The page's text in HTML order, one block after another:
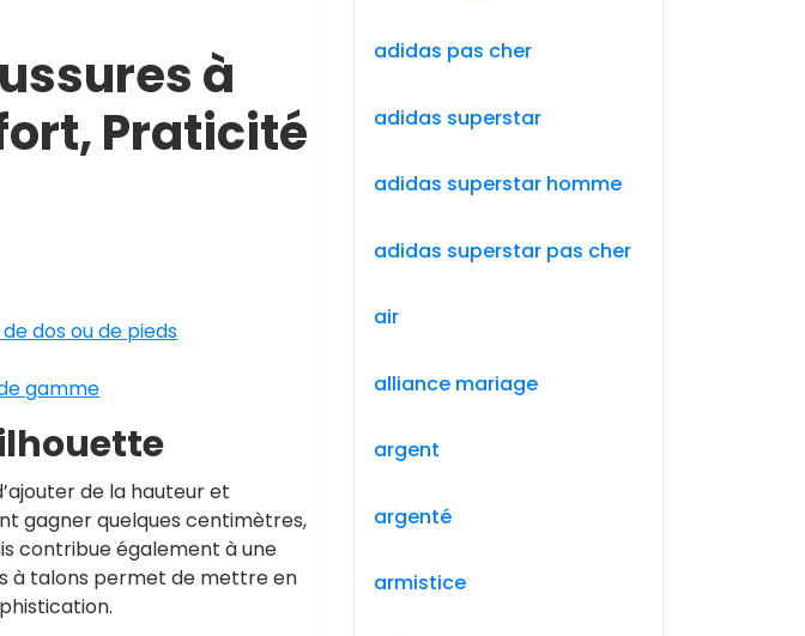
à
Praticité
dos ou de pieds
gamme
de la hauteur et
gagner quelques centimètres,
contribue également à une
à talons permet de mettre en
adidas pas cher
adidas superstar
adidas superstar homme
adidas superstar pas cher
air
alliance mariage
argent
argenté
armistice